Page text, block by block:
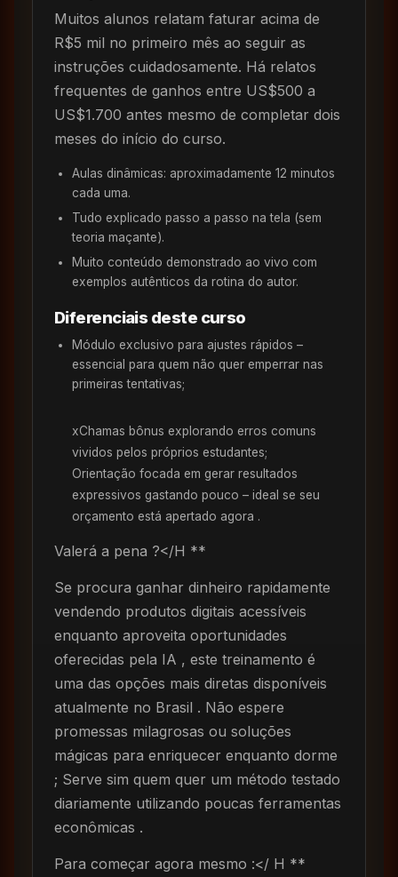
Muitos alunos relatam faturar acima de
R$5 mil no primeiro mês ao seguir as
instruções cuidadosamente. Há relatos
frequentes de ganhos entre US$500 a
US$1.700 antes mesmo de completar dois
meses do início do curso.
Aulas dinâmicas: aproximadamente 12 minutos
cada uma.
Tudo explicado passo a passo na tela (sem
teoria maçante).
Muito conteúdo demonstrado ao vivo com
exemplos autênticos da rotina do autor.
Diferenciais deste curso
Módulo exclusivo para ajustes rápidos –
essencial para quem não quer emperrar nas
primeiras tentativas;
xChamas bônus explorando erros comuns
vividos pelos próprios estudantes;
Orientação focada em gerar resultados
expressivos gastando pouco – ideal se seu
orçamento está apertado agora .
Valerá a pena ?</H **
Se procura ganhar dinheiro rapidamente
vendendo produtos digitais acessíveis
enquanto aproveita oportunidades
oferecidas pela IA , este treinamento é
uma das opções mais diretas disponíveis
atualmente no Brasil . Não espere
promessas milagrosas ou soluções
mágicas para enriquecer enquanto dorme
; Serve sim quem quer um método testado
diariamente utilizando poucas ferramentas
econômicas .
Para começar agora mesmo :</ H **